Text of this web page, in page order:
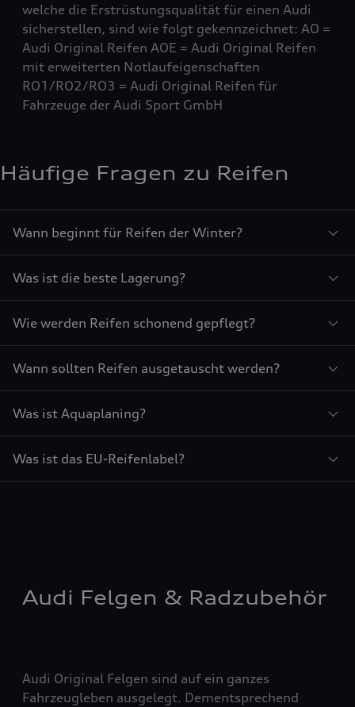
welche die Erstrüstungsqualität für einen Audi
sicherstellen, sind wie folgt gekennzeichnet: AO =
Audi Original Reifen AOE = Audi Original Reifen
mit erweiterten Notlaufeigenschaften
RO1/RO2/RO3 = Audi Original Reifen für
Fahrzeuge der Audi Sport GmbH
Häufige Fragen zu Reifen
Wann beginnt für Reifen der Winter?
Was ist die beste Lagerung?
Wie werden Reifen schonend gepflegt?
Wann sollten Reifen ausgetauscht werden?
Was ist Aquaplaning?
Was ist das EU-Reifenlabel?
Audi Felgen & Radzubehör
Audi Original Felgen sind auf ein ganzes
Fahrzeugleben ausgelegt. Dementsprechend